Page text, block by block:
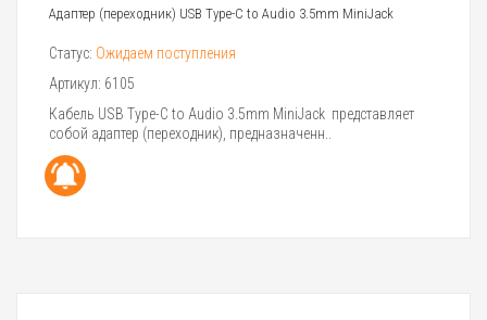
Адаптер (переходник) USB Type-C to Audio 3.5mm MiniJack
Статус: Ожидаем поступления
Артикул: 6105
Кабель USB Type-C to Audio 3.5mm MiniJack представляет
собой адаптер (переходник), предназначенн..